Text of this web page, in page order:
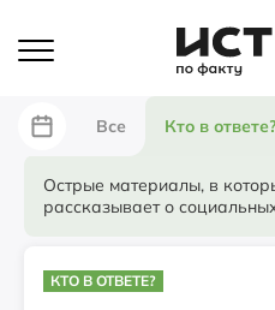
Все Кто в ответе?
Острые материалы, в
рассказывает о
КТО В ОТВЕТЕ?